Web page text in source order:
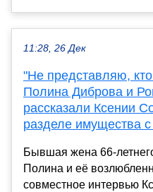
11:28, 26 Дек
"Не представляю,
Полина Диброва и
рассказали Ксении
разделе имущества
Бывшая жена 66-
Полина и её
совместное интервью